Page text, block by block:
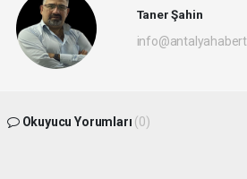
Taner Şahin
Okuyucu Yorumları (0)